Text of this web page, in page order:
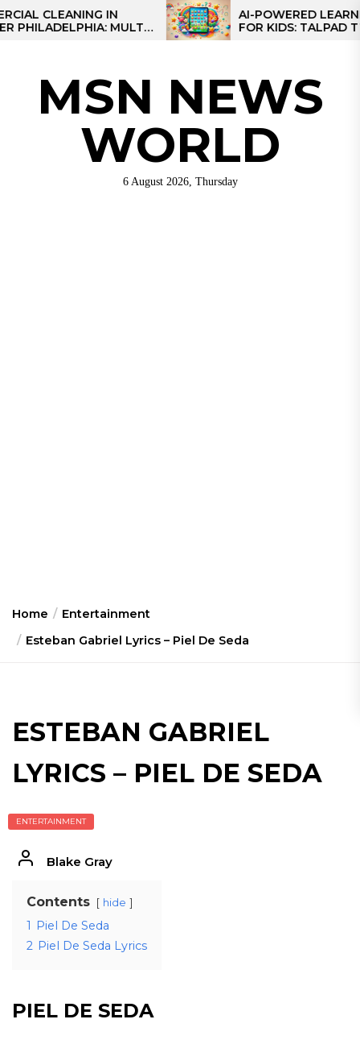
Skip
to
IN
MULTI-
AI-POWERED LEARNING
FOR KIDS: TALPAD T100
MSN NEWS
WORLD
6 August 2026, Thursday
Home
Entertainment
Esteban Gabriel Lyrics – Piel De Seda
ESTEBAN GABRIEL
LYRICS – PIEL DE SEDA
ENTERTAINMENT
Blake Gray
Contents hide
1 Piel De Seda
2 Piel De Seda Lyrics
PIEL DE SEDA